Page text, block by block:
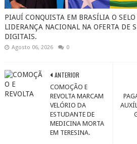
PIAUÍ CONQUISTA EM BRASÍLIA O
LIDERANÇA NACIONAL NA OFERTA DE
DIGITAIS.
Agosto 06, 2026 0
ANTERIOR
COMOÇÃO E
REVOLTA MARCAM
VELÓRIO DA
ESTUDANTE DE
MEDICINA MORTA
EM TERESINA.